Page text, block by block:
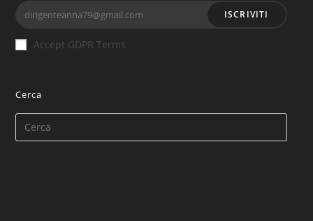
ISCRIVITI
Accept GDPR Terms
Cerca